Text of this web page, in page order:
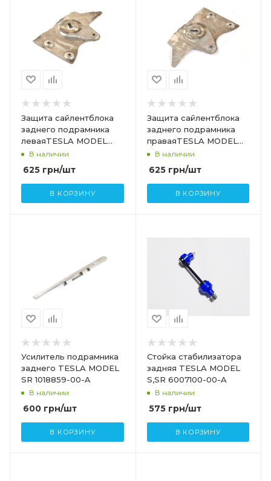
Защита сайлентблока
заднего подрамника
леваяTESLA MODEL
S,SR 1055766-00-B
1055766-00-A
В наличии
625 грн/шт
В КОРЗИНУ
Защита сайлентблока
заднего подрамника
праваяTESLA MODEL
S,SR 1055866-00-B
В наличии
625грн/шт
В КОРЗИНУ
Усилитель подрамника
заднего TESLA MODEL
SR 1018859-00-A
В наличии
600 грн/шт
В КОРЗИНУ
Стойка стабилизатора
задняя TESLA MODEL
S,SR 6007100-00-A
В наличии
575грн/шт
В КОРЗИНУ